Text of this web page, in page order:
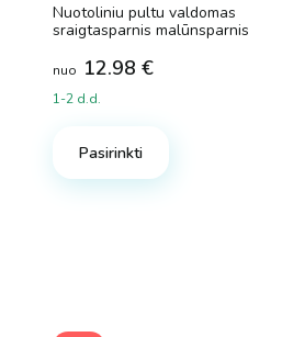
Nuotoliniu pultu valdomas
sraigtasparnis malūnsparnis
nuo 12.98 €
1-2 d.d.
Pasirinkti